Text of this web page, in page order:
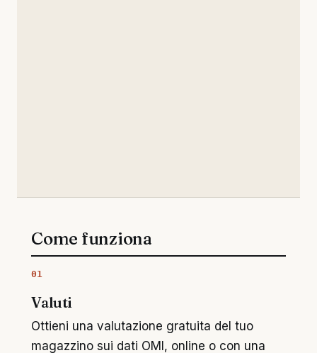
Come funziona
01
Valuti
Ottieni una valutazione gratuita del tuo
magazzino sui dati OMI, online o con una